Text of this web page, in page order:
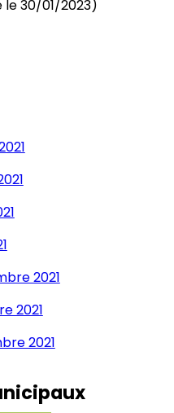
30/01/2023)
2021
2021
2021